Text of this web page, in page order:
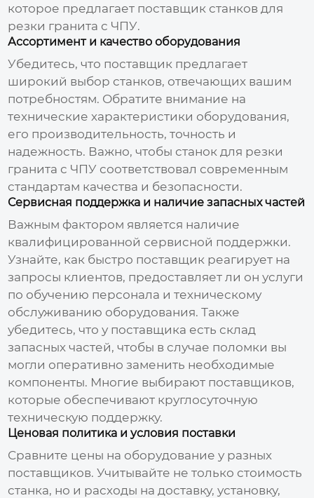
которое предлагает поставщик станков для
резки гранита с ЧПУ.
Ассортимент и качество оборудования
Убедитесь, что поставщик предлагает
широкий выбор станков, отвечающих вашим
потребностям. Обратите внимание на
технические характеристики оборудования,
его производительность, точность и
надежность. Важно, чтобы станок для резки
гранита с ЧПУ соответствовал современным
стандартам качества и безопасности.
Сервисная поддержка и наличие запасных частей
Важным фактором является наличие
квалифицированной сервисной поддержки.
Узнайте, как быстро поставщик реагирует на
запросы клиентов, предоставляет ли он услуги
по обучению персонала и техническому
обслуживанию оборудования. Также
убедитесь, что у поставщика есть склад
запасных частей, чтобы в случае поломки вы
могли оперативно заменить необходимые
компоненты. Многие выбирают поставщиков,
которые обеспечивают круглосуточную
техническую поддержку.
Ценовая политика и условия поставки
Сравните цены на оборудование у разных
поставщиков. Учитывайте не только стоимость
станка, но и расходы на доставку, установку,